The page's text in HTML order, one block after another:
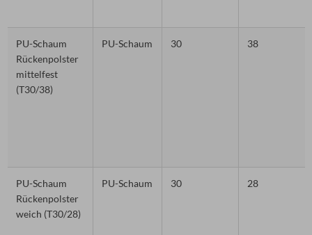
PU-Schaum
Rückenpolster
mittelfest
(T30/38)
PU-Schaum 30 38
PU-Schaum
Rückenpolster
weich (T30/28)
PU-Schaum 30 28